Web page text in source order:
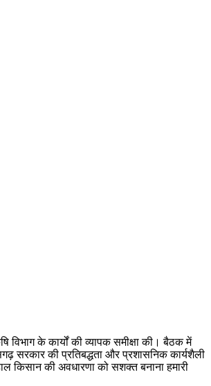
के कार्यों की व्यापक समीक्षा की। बैठक में
सरकार की प्रतिबद्धता और प्रशासनिक कार्यशैली
किसान की अवधारणा को सशक्त बनाना हमारी